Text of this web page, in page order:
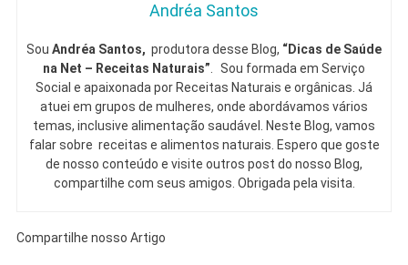
Andréa Santos
Sou Andréa Santos, produtora desse Blog, “Dicas de Saúde
na Net – Receitas Naturais” . Sou formada em Serviço
Social e apaixonada por Receitas Naturais e orgânicas. Já
atuei em grupos de mulheres, onde abordávamos vários
temas, inclusive alimentação saudável. Neste Blog, vamos
falar sobre receitas e alimentos naturais. Espero que goste
de nosso conteúdo e visite outros post do nosso Blog,
compartilhe com seus amigos. Obrigada pela visita.
Compartilhe nosso Artigo